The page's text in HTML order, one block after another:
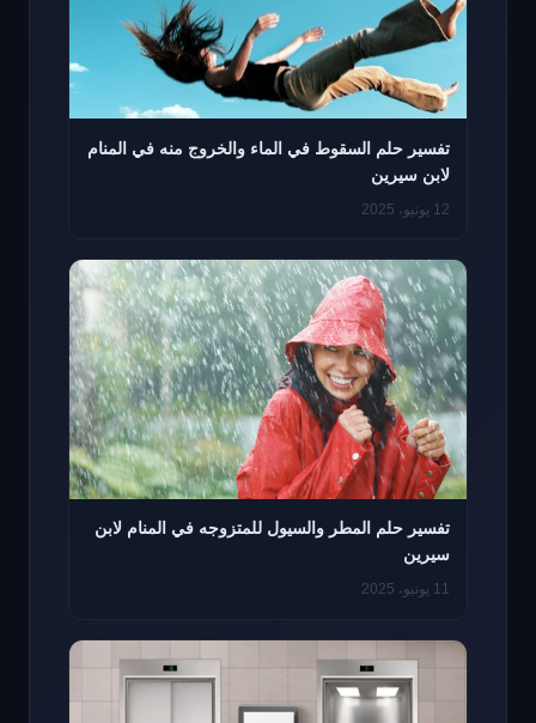
تفسير حلم السقوط في الماء والخروج منه في المنام
لابن سيرين
12 يونيو، 2025
تفسير حلم المطر والسيول للمتزوجه في المنام لابن
سيرين
11 يونيو، 2025